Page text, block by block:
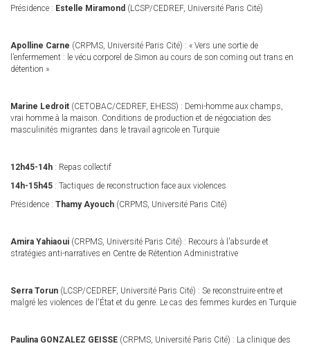
Présidence : Estelle Miramond (LCSP/CEDREF, Université Paris Cité)
Apolline Carne (CRPMS, Université Paris Cité) : « Vers une sortie de
l’enfermement : le vécu corporel de Simon au cours de son coming out trans en
détention »
Marine Ledroit (CETOBAC/CEDREF, EHESS) : Demi-homme aux champs,
vrai homme à la maison. Conditions de production et de négociation des
masculinités migrantes dans le travail agricole en Turquie
12h45-14h : Repas collectif
14h-15h45 : Tactiques de reconstruction face aux violences
Présidence : Thamy Ayouch (CRPMS, Université Paris Cité)
Amira Yahiaoui (CRPMS, Université Paris Cité) : Recours à l'absurde et
stratégies anti-narratives en Centre de Rétention Administrative
Serra Torun (LCSP/CEDREF, Université Paris Cité) : Se reconstruire entre et
malgré les violences de l'État et du genre. Le cas des femmes kurdes en Turquie
Paulina GONZALEZ GEISSE (CRPMS, Université Paris Cité) : La clinique des